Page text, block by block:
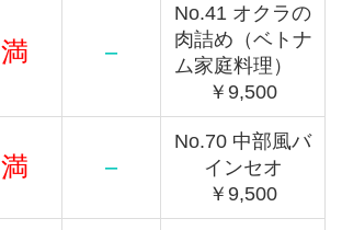
満 －
No.41 オクラの
肉詰め（ベトナ
ム家庭料理）
￥9,500
満 －
No.70 中部風バ
インセオ
￥9,500